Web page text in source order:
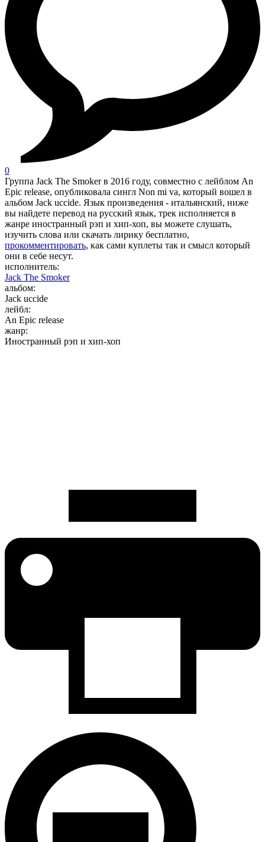
0
Группа Jack The Smoker в 2016 году, совместно с лейблом An
Epic release, опубликовала сингл Non mi va, который вошел в
альбом Jack uccide. Язык произведения - итальянский, ниже
вы найдете перевод на русский язык, трек исполняется в
жанре иностранный рэп и хип-хоп, вы можете слушать,
изучить слова или скачать лирику бесплатно,
прокомментировать, как сами куплеты так и смысл который
они в себе несут.
исполнитель:
Jack The Smoker
альбом:
Jack uccide
лейбл:
An Epic release
жанр:
Иностранный рэп и хип-хоп